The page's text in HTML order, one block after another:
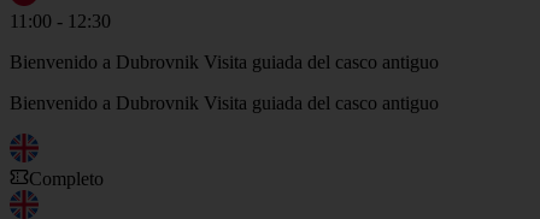
11:00 - 12:30
Bienvenido a Dubrovnik Visita guiada del casco antiguo
Bienvenido a Dubrovnik Visita guiada del casco antiguo
Completo